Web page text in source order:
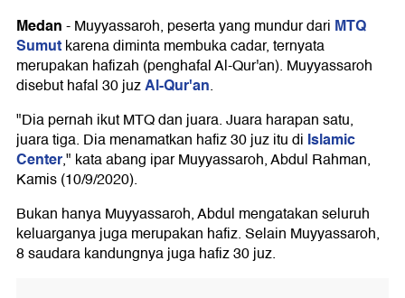
Medan-Muyyassaroh, peserta yang mundur dari MTQ
Sumutkarena diminta membuka cadar, ternyata
merupakan hafizah (penghafal Al-Qur'an). Muyyassaroh
disebut hafal 30 juzAl-Qur'an.
"Dia pernah ikut MTQ dan juara. Juara harapan satu,
juara tiga. Dia menamatkan hafiz 30 juz itu di Islamic
Center," kata abang ipar Muyyassaroh, Abdul Rahman,
Kamis (10/9/2020).
Bukan hanya Muyyassaroh, Abdul mengatakan seluruh
keluarganya juga merupakan hafiz. Selain Muyyassaroh,
8 saudara kandungnya juga hafiz 30 juz.